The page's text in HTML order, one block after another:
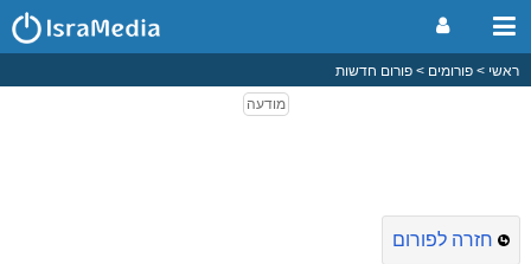
ראשי פורומים פורום חדשות
חזרה לפורום